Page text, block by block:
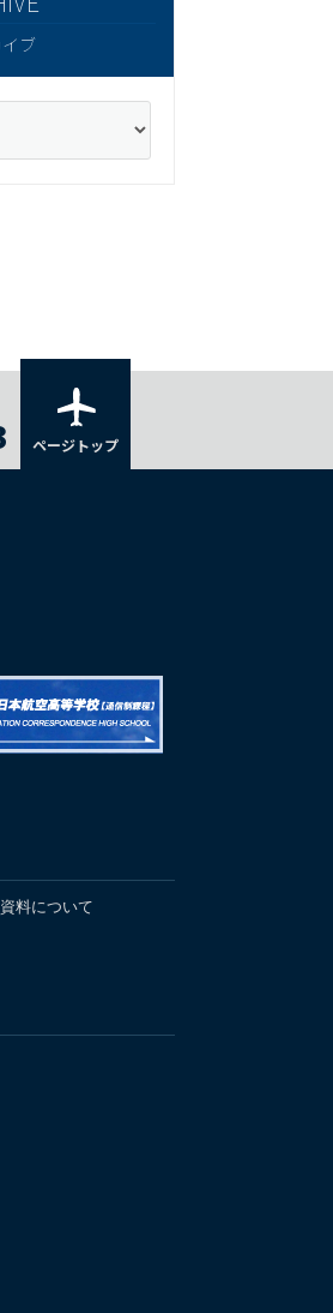
ブ
ページトップ
料について